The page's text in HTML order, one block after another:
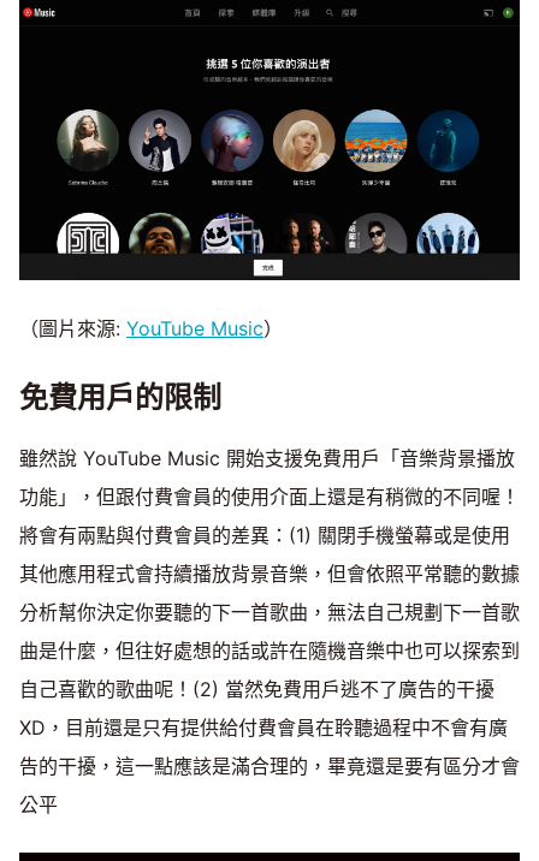
（圖片來源: YouTube Music）
免費用戶的限制
雖然說 YouTube Music 開始支援免費用戶「音樂背景播放
功能」，但跟付費會員的使用介面上還是有稍微的不同喔！
將會有兩點與付費會員的差異：(1) 關閉手機螢幕或是使用
其他應用程式會持續播放背景音樂，但會依照平常聽的數據
分析幫你決定你要聽的下一首歌曲，無法自己規劃下一首歌
曲是什麼，但往好處想的話或許在隨機音樂中也可以探索到
自己喜歡的歌曲呢！(2) 當然免費用戶逃不了廣告的干擾
XD，目前還是只有提供給付費會員在聆聽過程中不會有廣
告的干擾，這一點應該是滿合理的，畢竟還是要有區分才會
公平